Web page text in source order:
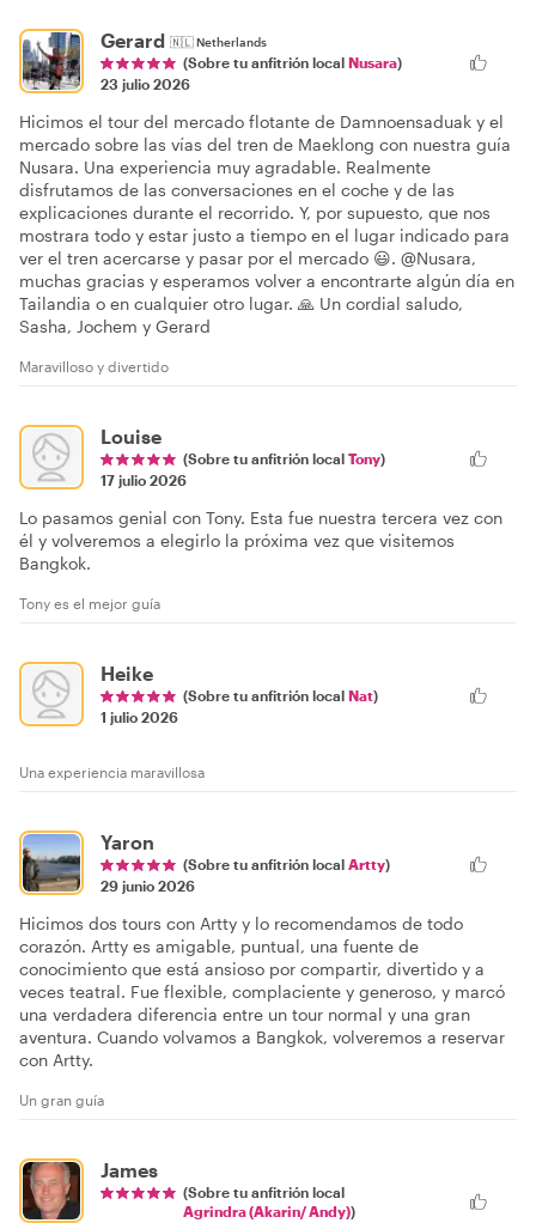
Gerard 🇳🇱Netherlands
(Sobre tu anfitrión local Nusara)
23 julio 2026
Hicimos el tour del mercado flotante de Damnoensaduak y el
mercado sobre las vías del tren de Maeklong con nuestra guía
Nusara. Una experiencia muy agradable. Realmente
disfrutamos de las conversaciones en el coche y de las
explicaciones durante el recorrido. Y, por supuesto, que nos
mostrara todo y estar justo a tiempo en el lugar indicado para
ver el tren acercarse y pasar por el mercado 😃. @Nusara,
muchas gracias y esperamos volver a encontrarte algún día en
Tailandia o en cualquier otro lugar. 🙏 Un cordial saludo,
Sasha, Jochem y Gerard
Maravilloso y divertido
Louise
(Sobre tu anfitrión local Tony)
17 julio 2026
Lo pasamos genial con Tony. Esta fue nuestra tercera vez con
él y volveremos a elegirlo la próxima vez que visitemos
Bangkok.
Tony es el mejor guía
Heike
(Sobre tu anfitrión local Nat)
1 julio 2026
Una experiencia maravillosa
Yaron
(Sobre tu anfitrión local Artty)
29 junio 2026
Hicimos dos tours con Artty y lo recomendamos de todo
corazón. Artty es amigable, puntual, una fuente de
conocimiento que está ansioso por compartir, divertido y a
veces teatral. Fue flexible, complaciente y generoso, y marcó
una verdadera diferencia entre un tour normal y una gran
aventura. Cuando volvamos a Bangkok, volveremos a reservar
con Artty.
Un gran guía
James
(Sobre tu anfitrión local
Agrindra (Akarin/ Andy))